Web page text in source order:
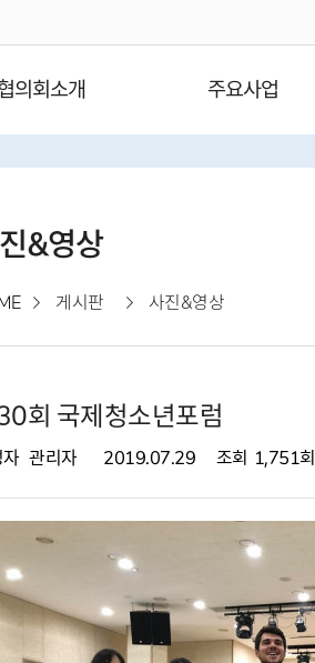
의회소개 주요사업
&영상
게시판 사진&영상
회 국제청소년포럼
관리자 2019.07.29 조회 1,751회